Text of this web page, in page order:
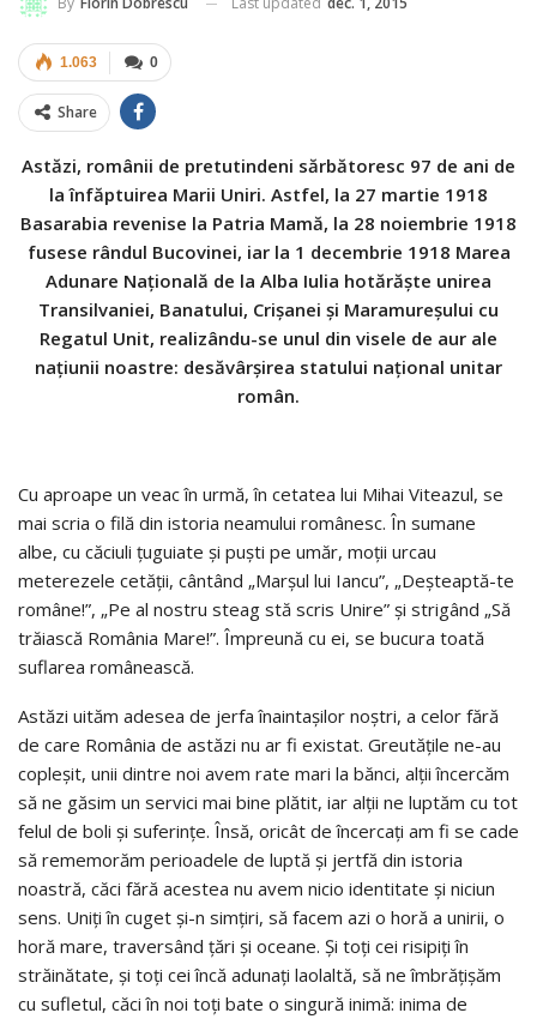
0
1.063
Share
Astăzi, românii de pretutindeni sărbătoresc 97 de ani de
la înfăptuirea Marii Uniri. Astfel, la 27 martie 1918
Basarabia revenise la Patria Mamă, la 28 noiembrie 1918
fusese rândul Bucovinei, iar la 1 decembrie 1918 Marea
Adunare Naţională de la Alba Iulia hotărăşte unirea
Transilvaniei, Banatului, Crişanei şi Maramureşului cu
Regatul Unit, realizându-se unul din visele de aur ale
naţiunii noastre: desăvârşirea statului naţional unitar
român.
Cu aproape un veac în urmă, în cetatea lui Mihai Viteazul, se
mai scria o filă din istoria neamului românesc. În sumane
albe, cu căciuli ţuguiate şi puşti pe umăr, moţii urcau
meterezele cetăţii, cântând „Marşul lui Iancu”, „Deşteaptă-te
române!”, „Pe al nostru steag stă scris Unire” şi strigând „Să
trăiască România Mare!”. Împreună cu ei, se bucura toată
suflarea românească.
Astăzi uităm adesea de jerfa înaintaşilor noştri, a celor fără
de care România de astăzi nu ar fi existat. Greutăţile ne-au
copleşit, unii dintre noi avem rate mari la bănci, alţii încercăm
să ne găsim un servici mai bine plătit, iar alţii ne luptăm cu tot
felul de boli şi suferinţe. Însă, oricât de încercaţi am fi se cade
să rememorăm perioadele de luptă şi jertfă din istoria
noastră, căci fără acestea nu avem nicio identitate şi niciun
sens. Uniţi în cuget şi-n simţiri, să facem azi o horă a unirii, o
horă mare, traversând ţări şi oceane. Şi toţi cei risipiţi în
străinătate, şi toţi cei încă adunaţi laolaltă, să ne îmbrăţişăm
cu sufletul, căci în noi toţi bate o singură inimă: inima de